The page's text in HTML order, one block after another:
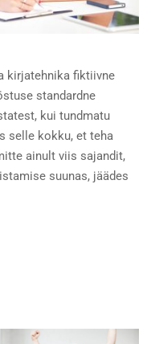
kirjatehnika fiktiivne
standardne
kui tundmatu
selle kokku, et teha
ainult viis sajandit,
suunas, jäädes